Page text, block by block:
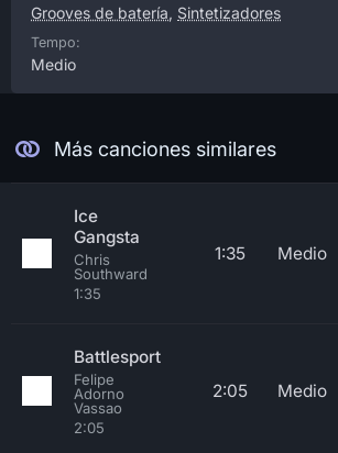
Grooves de batería, Sintetizadores
Tempo:
Medio
Más canciones similares
Ice
Gangsta
Chris
Southward
1:35
1:35 Medio
Battlesport
Felipe
Adorno
Vassao
2:05
2:05 Medio